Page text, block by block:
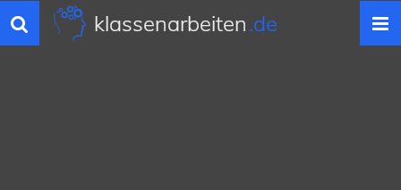
Toggle
navigation
klassenarbeiten.de